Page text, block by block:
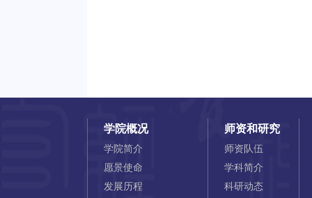
学院概况
学院简介
愿景使命
发展历程
师资和研究
师资队伍
学科简介
科研动态